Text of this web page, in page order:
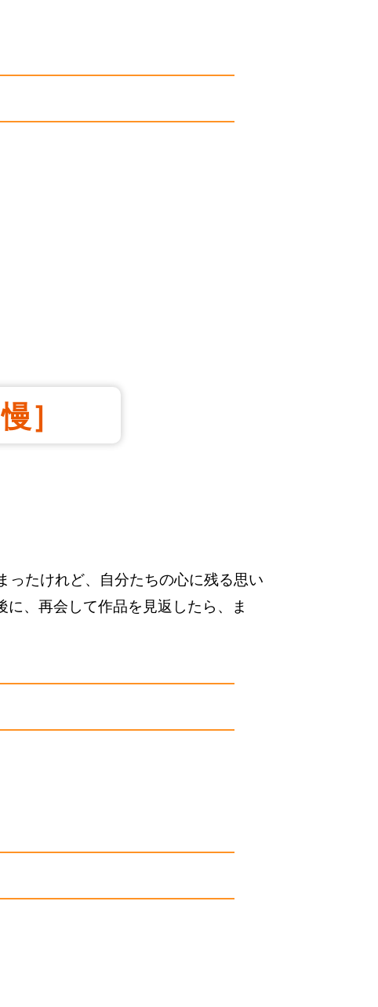
］
たけれど、自分たちの心に残る思い
、再会して作品を見返したら、ま